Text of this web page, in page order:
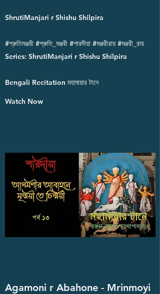
ShrutiManjari r Shishu Shilpira
#শ্রুতিমঞ্জরী #শ্রুতি_মঞ্জরী #শারদীয়া #মঞ্জরীরায় #মঞ্জরী_রায়
Series: ShrutiManjari r Shishu Shilpira
Bengali Recitation মহামায়ার টানে
Watch Now
Agamoni r Abahone - Mrinmoyi